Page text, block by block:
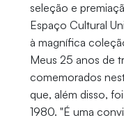
seleção e
Espaço Cultural
à magnífica
Meus 25 anos de
comemorados
que, além disso,
1980. "É uma